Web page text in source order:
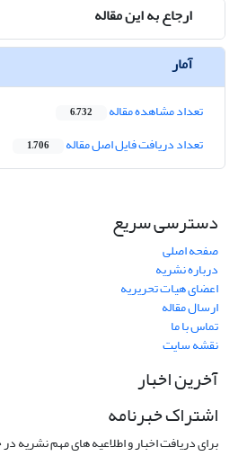
ارجاع به این مقاله
آمار
تعداد مشاهده مقاله 6,732
تعداد دریافت فایل اصل مقاله 1,706
دسترسی سریع
صفحه اصلی
درباره نشریه
اعضای هیات تحریریه
ارسال مقاله
تماس با ما
نقشه سایت
آخرین اخبار
اشتراک خبرنامه
برای دریافت اخبار و اطلاعیه های مهم نشریه